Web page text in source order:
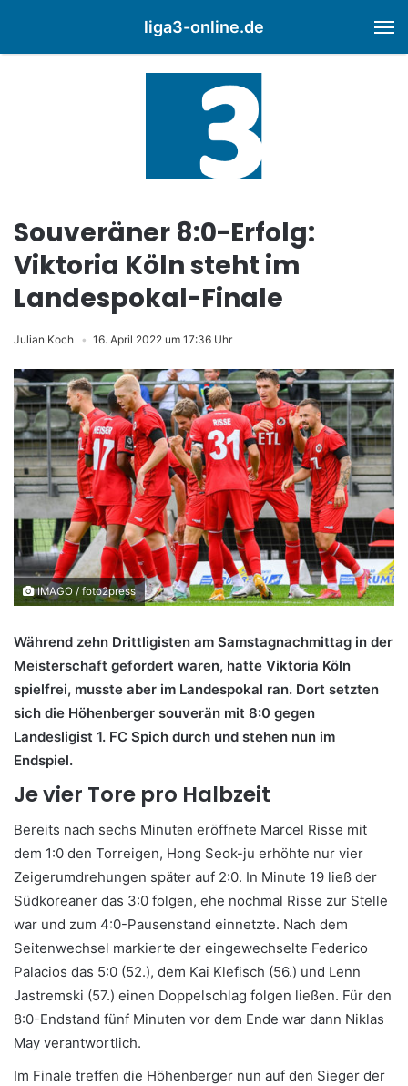
liga3-online.de
Souveräner 8:0-Erfolg:
Viktoria Köln steht im
Landespokal-Finale
Julian Koch 16. April 2022 um 17:36 Uhr
IMAGO / foto2press
Während zehn Drittligisten am Samstagnachmittag in der
Meisterschaft gefordert waren, hatte Viktoria Köln
spielfrei, musste aber im Landespokal ran. Dort setzten
sich die Höhenberger souverän mit 8:0 gegen
Landesligist 1. FC Spich durch und stehen nun im
Endspiel.
Je vier Tore pro Halbzeit
Bereits nach sechs Minuten eröffnete Marcel Risse mit
dem 1:0 den Torreigen, Hong Seok-ju erhöhte nur vier
Zeigerumdrehungen später auf 2:0. In Minute 19 ließ der
Südkoreaner das 3:0 folgen, ehe nochmal Risse zur Stelle
war und zum 4:0-Pausenstand einnetzte. Nach dem
Seitenwechsel markierte der eingewechselte Federico
Palacios das 5:0 (52.), dem Kai Klefisch (56.) und Lenn
Jastremski (57.) einen Doppelschlag folgen ließen. Für den
8:0-Endstand fünf Minuten vor dem Ende war dann Niklas
May verantwortlich.
Im Finale treffen die Höhenberger nun auf den Sieger der